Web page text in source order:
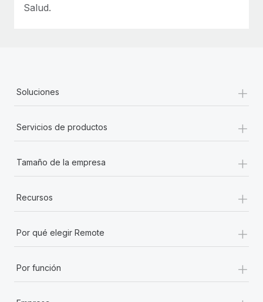
Salud.
Soluciones +
Servicios de productos +
Tamaño de la empresa +
Recursos +
Por qué elegir Remote +
Por función +